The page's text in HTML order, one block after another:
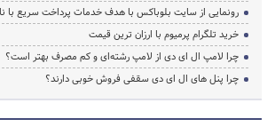
رونمایی از سایت بلوباکس با هدف خدمات پرداخت سریع با
خرید تلگرام پرمیوم با ارزان ترین قیمت
چرا لامپ ال ای دی از لامپ رشته‌ای و کم مصرف بهتر است؟
چرا پنل های ال ای دی سقفی فروش خوبی دارند؟